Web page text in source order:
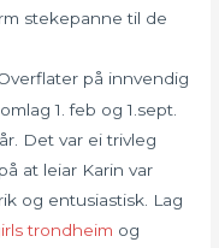
stekepanne til de
på innvendig
1. feb og 1.sept.
Det var ei trivleg
at leiar Karin var
og entusiastisk. Lag
trondheim og